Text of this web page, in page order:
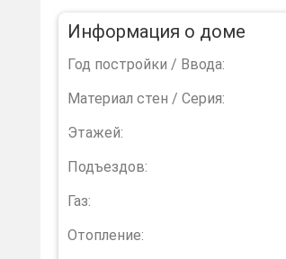
Информация о доме
Год постройки / Ввода:
Материал стен / Серия:
Этажей:
Подъездов:
Газ:
Отопление: